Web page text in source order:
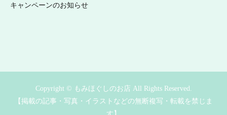
キャンペーンのお知らせ
Copyright © もみほぐしのお店 All Rights Reserved.
【掲載の記事・写真・イラストなどの無断複写・転載を禁じま